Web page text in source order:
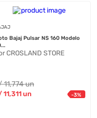
Bajaj Pulsar NS 160 Modelo
CROSLAND STORE
11,774 un
11,311un -3%